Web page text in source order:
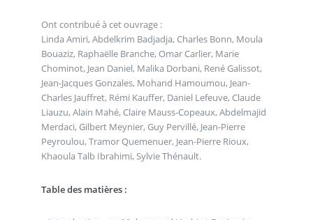
Ont contribué à cet ouvrage :
Linda Amiri, Abdelkrim Badjadja, Charles Bonn, Moula
Bouaziz, Raphaëlle Branche, Omar Carlier, Marie
Chominot, Jean Daniel, Malika Dorbani, René Galissot,
Jean-Jacques Gonzales, Mohand Hamoumou, Jean-
Charles Jauffret, Rémi Kauffer, Daniel Lefeuve, Claude
Liauzu, Alain Mahé, Claire Mauss-Copeaux, Abdelmajid
Merdaci, Gilbert Meynier, Guy Pervillé, Jean-Pierre
Peyroulou, Tramor Quemenuer, Jean-Pierre Rioux,
Khaoula Talb Ibrahimi, Sylvie Thénault.
Table des matières :